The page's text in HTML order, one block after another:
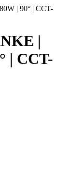
|
| CCT-